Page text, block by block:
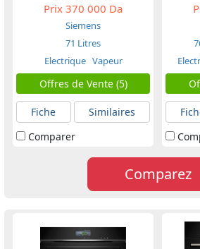
Prix 370 000 Da
Siemens
71 Litres
Electrique Vapeur
Offres de Vente (5)
Fiche
Similaires
Comparer
Comparez